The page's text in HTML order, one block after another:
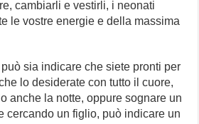
cambiarli e vestirli, i neonati
le vostre energie e della massima
può sia indicare che siete pronti per
lo desiderate con tutto il cuore,
anche la notte, oppure sognare un
cercando un figlio, può indicare un